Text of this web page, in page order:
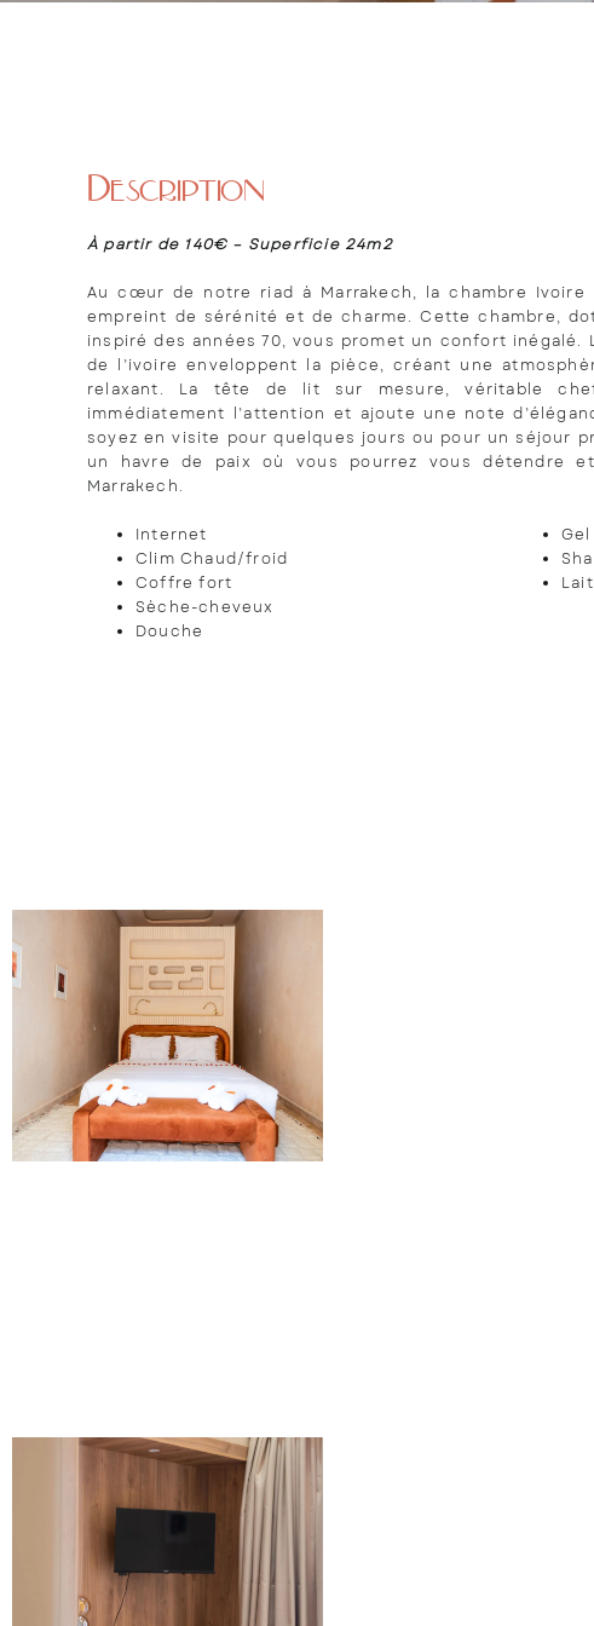
Description
À partir de 140€ – Superficie 24m2
Au cœur de notre riad à Marrakech, la chambre
empreint de sérénité et de charme. Cette chambre,
inspiré des années 70, vous promet un confort
de l’ivoire enveloppent la pièce, créant une
relaxant. La tête de lit sur mesure, véritable
immédiatement l’attention et ajoute une note
soyez en visite pour quelques jours ou pour un séjour
un havre de paix où vous pourrez vous détendre
Marrakech.
Internet
Clim Chaud/froid
Coffre fort
Sèche-cheveux
Douche